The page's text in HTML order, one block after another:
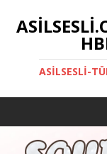
ASILSESLI-